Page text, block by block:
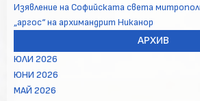
Изявление на Софийската света
„аргос“ на архимандрит Никанор
АРХИВ
ЮЛИ 2026
ЮНИ 2026
МАЙ 2026